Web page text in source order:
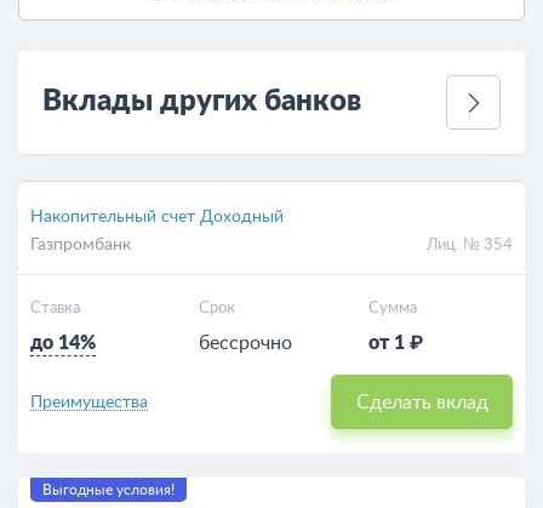
Вклады других банков
Накопительный счет Доходный
Газпромбанк
Лиц. № 354
Ставка
до 14%
Срок
бессрочно
Сумма
от 1 ₽
Преимущества Сделать вклад
Выгодные условия!